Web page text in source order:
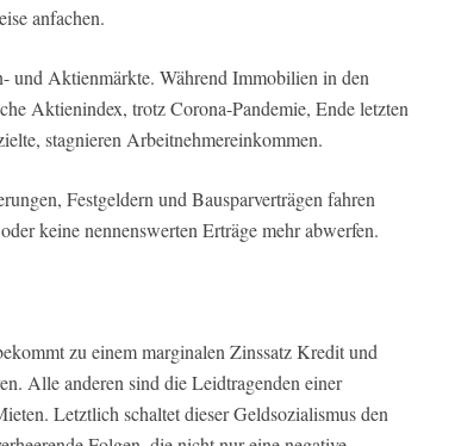
anfachen.
und Aktienmärkte. Während Immobilien in den
Aktienindex, trotz Corona-Pandemie, Ende letzten
stagnieren Arbeitnehmereinkommen.
Festgeldern und Bausparverträgen fahren
keine nennenswerten Erträge mehr abwerfen.
zu einem marginalen Zinssatz Kredit und
Alle anderen sind die Leidtragenden einer
Letztlich schaltet dieser Geldsozialismus den